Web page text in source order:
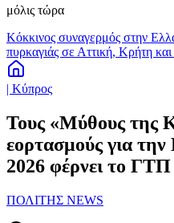
μόλις τώρα
Κόκκινος συναγερμός στην
πυρκαγιάς σε Αττική, Κρήτη
| Κύπρος
Τους «Μύθους της
εορτασμούς για
2026 φέρνει το ΓΤΠ
ΠΟΛΙΤΗΣ NEWS